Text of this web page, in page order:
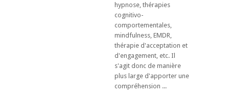
hypnose, thérapies
cognitivo-
comportementales,
mindfulness, EMDR,
thérapie d'acceptation et
d'engagement, etc. Il
s'agit donc de manière
plus large d'apporter une
compréhension ...